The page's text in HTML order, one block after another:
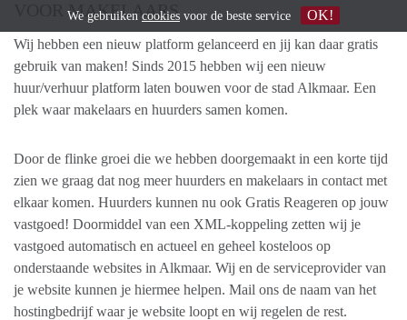
VOOR MAKELAARS
Wij hebben een nieuw platform gelanceerd en jij kan daar gratis
gebruik van maken! Sinds 2015 hebben wij een nieuw
huur/verhuur platform laten bouwen voor de stad Alkmaar. Een
plek waar makelaars en huurders samen komen.
Door de flinke groei die we hebben doorgemaakt in een korte tijd
zien we graag dat nog meer huurders en makelaars in contact met
elkaar komen. Huurders kunnen nu ook Gratis Reageren op jouw
vastgoed! Doormiddel van een XML-koppeling zetten wij je
vastgoed automatisch en actueel en geheel kosteloos op
onderstaande websites in Alkmaar. Wij en de serviceprovider van
je website kunnen je hiermee helpen. Mail ons de naam van het
hostingbedrijf waar je website loopt en wij regelen de rest.
We gebruiken cookies voor de beste service OK!